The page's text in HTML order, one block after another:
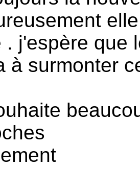
. j'espère que
à surmonter